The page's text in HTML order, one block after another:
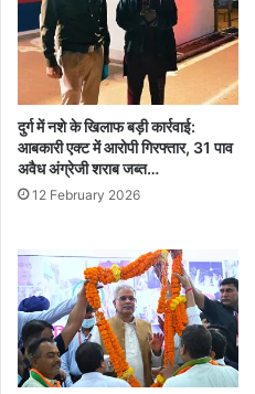
दुर्ग में नशे के खिलाफ बड़ी कार्रवाई:
आबकारी एक्ट में आरोपी गिरफ्तार, 31 पाव
अवैध अंग्रेजी शराब जब्त…
12 February 2026